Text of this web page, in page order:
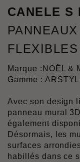
CANELE S
FLEXIBLES
Marque : NOËL &
Gamme : ARSTYL
Avec son design
panneau mural
également
Désormais, les
surfaces
habillés dans ce